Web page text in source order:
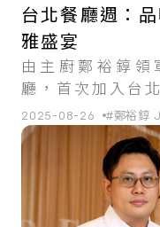
台北餐廳週：
雅盛宴
由主廚鄭裕錞領
廳，首次加入台
現優雅不費力的
2025-08-26 #鄭裕錞